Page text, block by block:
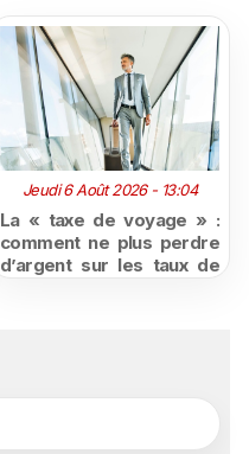
Jeudi 6 Août 2026 - 13:04
La « taxe de voyage » :
comment ne plus perdre
d’argent sur les taux de